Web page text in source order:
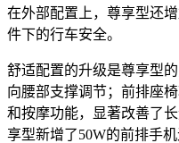
在外部配置上，尊享型还
件下的行车安全。
舒适配置的升级是尊享型
向腰部支撑调节；前排座
和按摩功能，显著改善了
享型新增了50W的前排手